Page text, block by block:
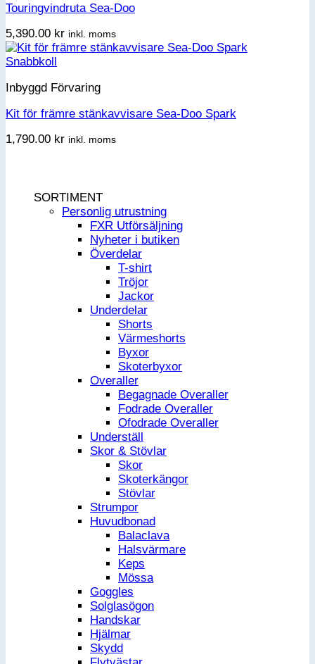
Touringvindruta Sea-Doo
5,390.00 kr inkl. moms
Snabbkoll
Inbyggd Förvaring
Kit för främre stänkavvisare Sea-Doo Spark
1,790.00 kr inkl. moms
SORTIMENT
Personlig utrustning
FXR Utförsäljning
Nyheter i butiken
Överdelar
T-shirt
Tröjor
Jackor
Underdelar
Shorts
Värmeshorts
Byxor
Skoterbyxor
Overaller
Begagnade Overaller
Fodrade Overaller
Ofodrade Overaller
Underställ
Skor & Stövlar
Skor
Skoterkängor
Stövlar
Strumpor
Huvudbonad
Balaclava
Halsvärmare
Keps
Mössa
Goggles
Solglasögon
Handskar
Hjälmar
Skydd